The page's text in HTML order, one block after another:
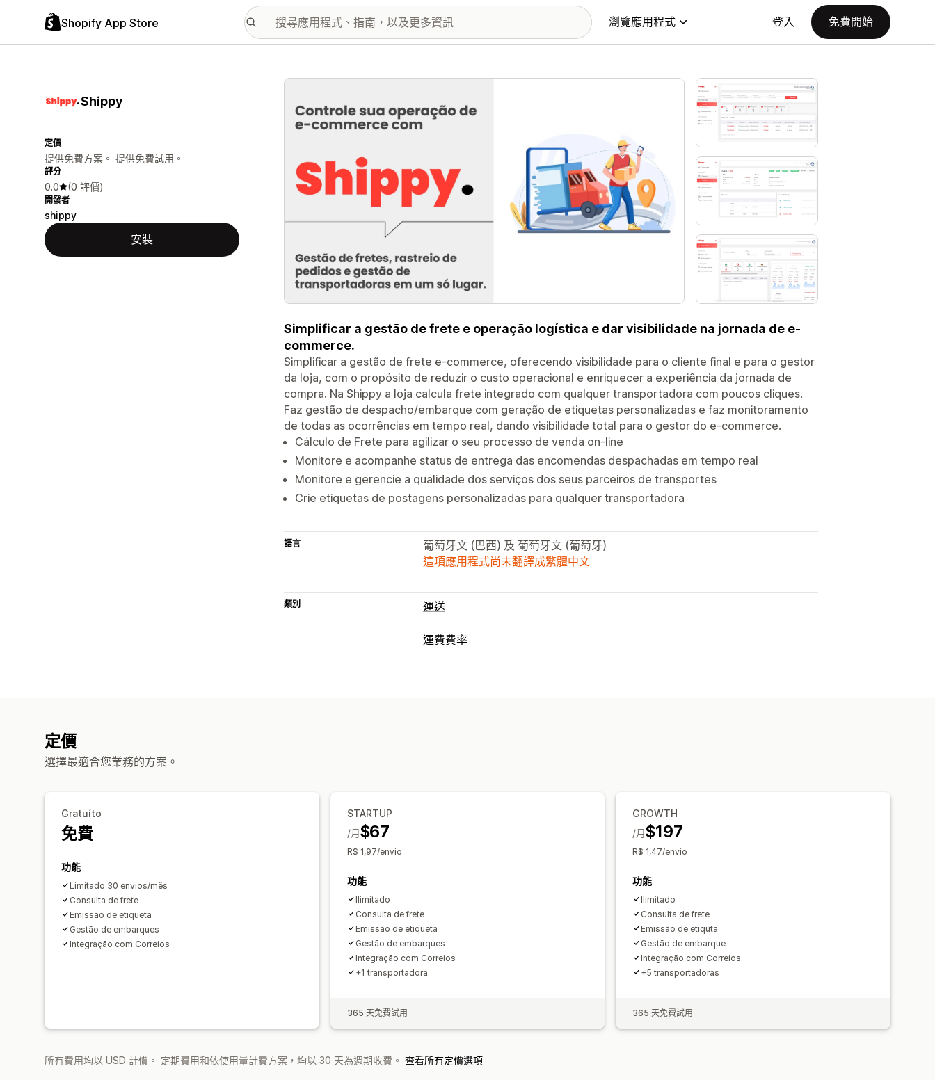
Shopify App Store 瀏覽應用程式 登入 免費開始
Shippy
定價
提供免費方案。 提供免費試用。
評分
0.0 (0 評價)
開發者
shippy
安裝
主要圖片圖庫
Simplificar a gestão de frete e operação logística e dar visibilidade na jornada de e-
commerce.
Simplificar a gestão de frete e-commerce, oferecendo visibilidade para o cliente final e para o gestor
da loja, com o propósito de reduzir o custo operacional e enriquecer a experiência da jornada de
compra. Na Shippy a loja calcula frete integrado com qualquer transportadora com poucos cliques.
Faz gestão de despacho/embarque com geração de etiquetas personalizadas e faz monitoramento
de todas as ocorrências em tempo real, dando visibilidade total para o gestor do e-commerce.
Cálculo de Frete para agilizar o seu processo de venda on-line
Monitore e acompanhe status de entrega das encomendas despachadas em tempo real
Monitore e gerencie a qualidade dos serviços dos seus parceiros de transportes
Crie etiquetas de postagens personalizadas para qualquer transportadora
語言
葡萄牙文 (巴西) 及 葡萄牙文 (葡萄牙)
這項應用程式尚未翻譯成繁體中文
類別 運送
運費費率
定價
選擇最適合您業務的方案。
Gratuíto
免費
功能
Limitado 30 envios/mês
Consulta de frete
Emissão de etiqueta
Gestão de embarques
Integração com Correios
STARTUP
$67
/月
R$ 1,97/envio
功能
Ilimitado
Consulta de frete
Emissão de etiqueta
Gestão de embarques
Integração com Correios
+1 transportadora
365 天免費試用
GROWTH
$197
/月
R$ 1,47/envio
功能
Ilimitado
Consulta de frete
Emissão de etiquta
Gestão de embarque
Integração com Correios
+5 transportadoras
365 天免費試用
所有費用均以 USD 計價。 定期費用和依使用量計費方案，均以 30 天為週期收費。 查看所有定價選項